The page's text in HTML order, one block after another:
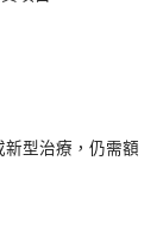
新型治療，仍需額